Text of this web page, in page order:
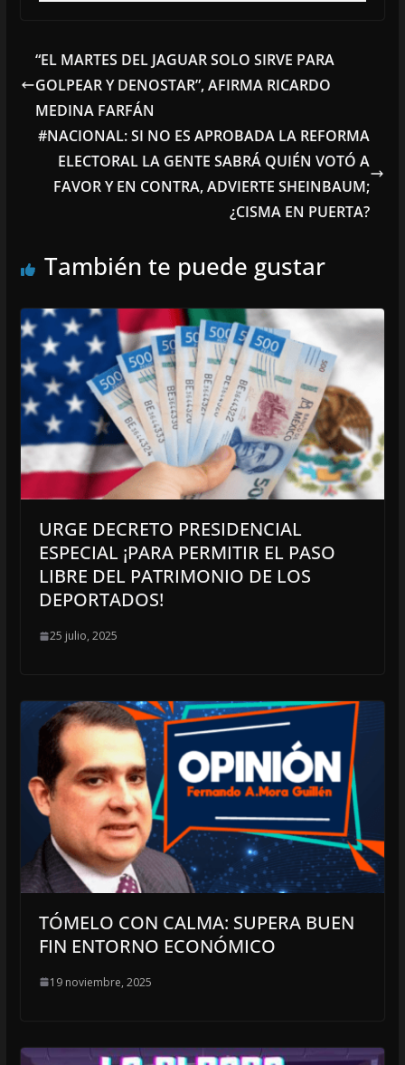
“EL MARTES DEL JAGUAR SOLO SIRVE PARA
GOLPEAR Y DENOSTAR”, AFIRMA RICARDO
MEDINA FARFÁN
#NACIONAL: SI NO ES APROBADA LA REFORMA
ELECTORAL LA GENTE SABRÁ QUIÉN VOTÓ A
FAVOR Y EN CONTRA, ADVIERTE SHEINBAUM;
¿CISMA EN PUERTA?
También te puede gustar
URGE DECRETO PRESIDENCIAL
ESPECIAL ¡PARA PERMITIR EL PASO
LIBRE DEL PATRIMONIO DE LOS
DEPORTADOS!
25 julio, 2025
TÓMELO CON CALMA: SUPERA BUEN
FIN ENTORNO ECONÓMICO
19 noviembre, 2025